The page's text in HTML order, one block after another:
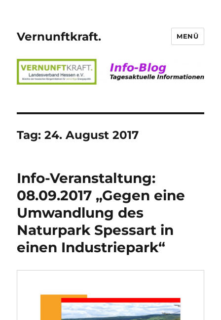
Vernunftkraft. MENÜ
Tag:24. August 2017
Info-Veranstaltung:
08.09.2017 „Gegen eine
Umwandlung des
Naturpark Spessart in
einen Industriepark“